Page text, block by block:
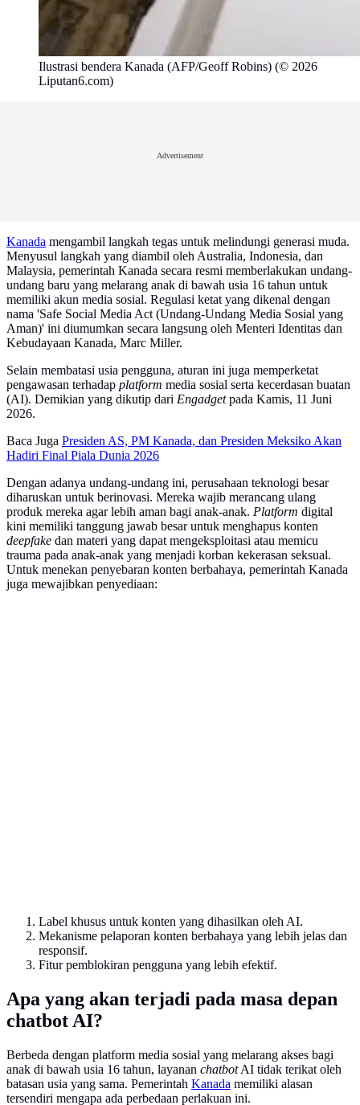
Ilustrasi bendera Kanada (AFP/Geoff Robins) (© 2026
Liputan6.com)
Advertisement
Kanada mengambil langkah tegas untuk melindungi generasi muda.
Menyusul langkah yang diambil oleh Australia, Indonesia, dan
Malaysia, pemerintah Kanada secara resmi memberlakukan undang-
undang baru yang melarang anak di bawah usia 16 tahun untuk
memiliki akun media sosial. Regulasi ketat yang dikenal dengan
nama 'Safe Social Media Act (Undang-Undang Media Sosial yang
Aman)' ini diumumkan secara langsung oleh Menteri Identitas dan
Kebudayaan Kanada, Marc Miller.
Selain membatasi usia pengguna, aturan ini juga memperketat
pengawasan terhadap platform media sosial serta kecerdasan buatan
(AI). Demikian yang dikutip dari Engadgetpada Kamis, 11 Juni
2026.
Baca Juga Presiden AS, PM Kanada, dan Presiden Meksiko Akan
Hadiri Final Piala Dunia 2026
Dengan adanya undang-undang ini, perusahaan teknologi besar
diharuskan untuk berinovasi. Mereka wajib merancang ulang
produk mereka agar lebih aman bagi anak-anak. Platform digital
kini memiliki tanggung jawab besar untuk menghapus konten
deepfake dan materi yang dapat mengeksploitasi atau memicu
trauma pada anak-anak yang menjadi korban kekerasan seksual.
Untuk menekan penyebaran konten berbahaya, pemerintah Kanada
juga mewajibkan penyediaan:
Label khusus untuk konten yang dihasilkan oleh AI.
Mekanisme pelaporan konten berbahaya yang lebih jelas dan
responsif.
Fitur pemblokiran pengguna yang lebih efektif.
Apa yang akan terjadi pada masa depan
chatbot AI?
Berbeda dengan platform media sosial yang melarang akses bagi
anak di bawah usia 16 tahun, layanan chatbotAI tidak terikat oleh
batasan usia yang sama. Pemerintah Kanada memiliki alasan
tersendiri mengapa ada perbedaan perlakuan ini.